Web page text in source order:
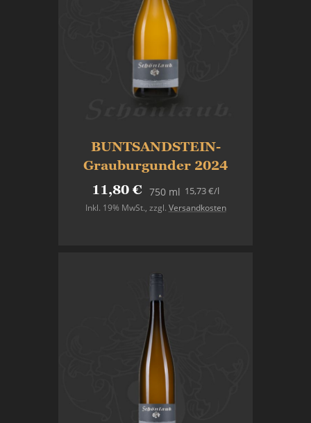
BUNTSANDSTEIN-
Grauburgunder 2024
11,80 € 750 ml
Inkl. 19% MwSt., zzgl. Versandkosten
15,73 €/l